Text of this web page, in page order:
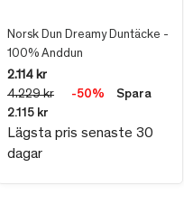
Norsk Dun Dreamy Duntäcke -
100% Anddun
2.114 kr
4.229 kr
-50%
Spara
2.115 kr
Lägsta pris senaste 30
dagar